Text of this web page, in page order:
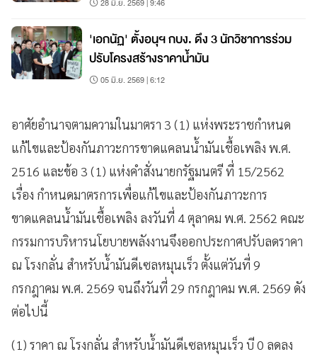
28 มิ.ย. 2569 | 9:46
'เอกนัฏ' ตั้งอนุฯ กบง. ดึง 3 นักวิชาการร่วม
ปรับโครงสร้างราคาน้ำมัน
05 มิ.ย. 2569 | 6:12
อาศัยอำนาจตามความในมาตรา 3 (1) แห่งพระราชกำหนด
แก้ไขและป้องกันภาวะการขาดแคลนน้ำมันเชื้อเพลิง พ.ศ.
2516 และข้อ 3 (1) แห่งคำสั่งนายกรัฐมนตรี ที่ 15/2562
เรื่อง กำหนดมาตรการเพื่อแก้ไขและป้องกันภาวะการ
ขาดแคลนน้ำมันเชื้อเพลิง ลงวันที่ 4 ตุลาคม พ.ศ. 2562 คณะ
กรรมการบริหารนโยบายพลังงานจึงออกประกาศปรับลดราคา
ณ โรงกลั่น สำหรับน้ำมันดีเซลหมุนเร็ว ตั้งแต่วันที่ 9
กรกฎาคม พ.ศ. 2569 จนถึงวันที่ 29 กรกฎาคม พ.ศ. 2569 ดัง
ต่อไปนี้
(1) ราคา ณ โรงกลั่น สำหรับน้ำมันดีเซลหมุนเร็ว บี 0 ลดลง